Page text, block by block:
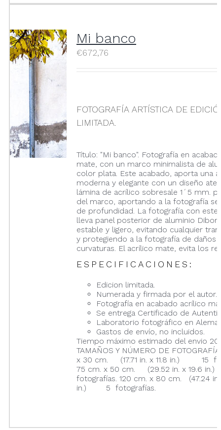
Mi banco
€672,76
FOTOGRAFÍA ARTÍSTICA DE
LIMITADA.
Título: "Mi banco". Fotografía en
mate, con un marco minimalista de
color plata. Este acabado, aporta una
moderna y elegante con un diseño
lámina de acrílico sobresale 1´5 mm.
del marco, aportando a la fotografía
de profundidad. La fotografía con este
lleva panel posterior de aluminio
estable y ligero, evitando cualquier
y protegiendo a la fotografía de daños
curvaturas. El acrílico mate, evita los
ESPECIFICACIONES:
Edicion limitada.
Numerada y firmada por el autor.
Fotografía en acabado acrílico
Se entrega Certificado de
Laboratorio fotográfico en
Gastos de envío, no incluidos.
Tiempo máximo estimado del envio 20
TAMAÑOS Y NÚMERO DE
x 30 cm. (17.71 in. x 11.8 in.) 15
75 cm. x 50 cm. (29.52 in. x 19.6
fotografías. 120 cm. x 80 cm. (47.24 in.
in.) 5 fotografías.